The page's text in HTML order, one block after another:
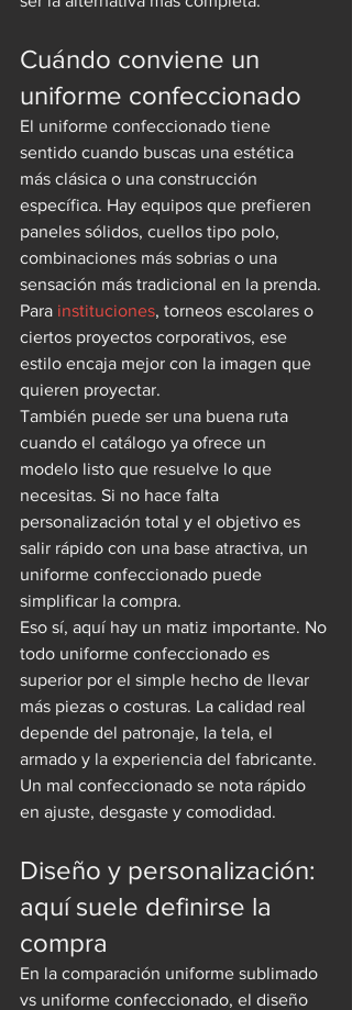
Cuándo conviene un
uniforme confeccionado
El uniforme confeccionado tiene
sentido cuando buscas una estética
más clásica o una construcción
específica. Hay equipos que prefieren
paneles sólidos, cuellos tipo polo,
combinaciones más sobrias o una
sensación más tradicional en la prenda.
Para instituciones, torneos escolares o
ciertos proyectos corporativos, ese
estilo encaja mejor con la imagen que
quieren proyectar.
También puede ser una buena ruta
cuando el catálogo ya ofrece un
modelo listo que resuelve lo que
necesitas. Si no hace falta
personalización total y el objetivo es
salir rápido con una base atractiva, un
uniforme confeccionado puede
simplificar la compra.
Eso sí, aquí hay un matiz importante. No
todo uniforme confeccionado es
superior por el simple hecho de llevar
más piezas o costuras. La calidad real
depende del patronaje, la tela, el
armado y la experiencia del fabricante.
Un mal confeccionado se nota rápido
en ajuste, desgaste y comodidad.
Diseño y personalización:
aquí suele definirse la
compra
En la comparación uniforme sublimado
vs uniforme confeccionado, el diseño